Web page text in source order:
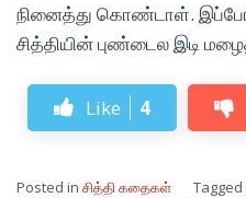
நினைத்து கொண்டாள்.
சித்தியின் புண்டைல இடி
Like 4
Posted in சித்தி கதைகள் Tagged